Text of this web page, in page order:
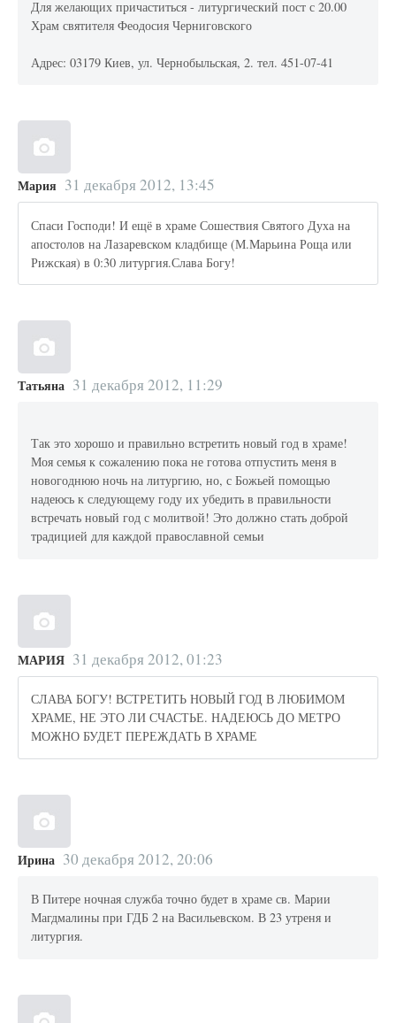
Для желающих причаститься - литургический пост с 20.00
Храм святителя Феодосия Черниговского
Адрес: 03179 Киев, ул. Чернобыльская, 2. тел. 451-07-41
Мария 31 декабря 2012, 13:45
Спаси Господи! И ещё в храме Сошествия Святого Духа на
апостолов на Лазаревском кладбище (М.Марьина Роща или
Рижская) в 0:30 литургия.Слава Богу!
Татьяна 31 декабря 2012, 11:29
Так это хорошо и правильно встретить новый год в храме!
Моя семья к сожалению пока не готова отпустить меня в
новогоднюю ночь на литургию, но, с Божьей помощью
надеюсь к следующему году их убедить в правильности
встречать новый год с молитвой! Это должно стать доброй
традицией для каждой православной семьи
МАРИЯ 31 декабря 2012, 01:23
СЛАВА БОГУ! ВСТРЕТИТЬ НОВЫЙ ГОД В ЛЮБИМОМ
ХРАМЕ, НЕ ЭТО ЛИ СЧАСТЬЕ. НАДЕЮСЬ ДО МЕТРО
МОЖНО БУДЕТ ПЕРЕЖДАТЬ В ХРАМЕ
Ирина 30 декабря 2012, 20:06
В Питере ночная служба точно будет в храме св. Марии
Магдмалины при ГДБ 2 на Васильевском. В 23 утреня и
литургия.